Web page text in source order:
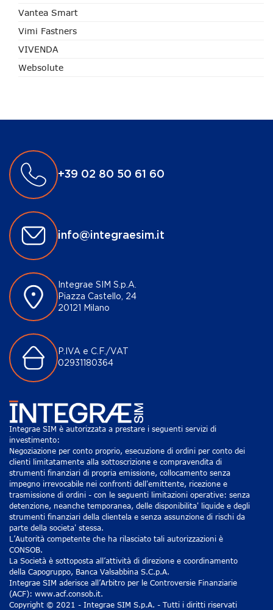
Vantea Smart
Vimi Fastners
VIVENDA
Websolute
+39 02 80 50 61 60
info@integraesim.it
Integrae SIM S.p.A.
Piazza Castello, 24
20121 Milano
P.IVA e C.F./VAT
02931180364
Integrae SIM è autorizzata a prestare i seguenti servizi di
investimento:
Negoziazione per conto proprio, esecuzione di ordini per conto dei
clienti limitatamente alla sottoscrizione e compravendita di
strumenti finanziari di propria emissione, collocamento senza
impegno irrevocabile nei confronti dell'emittente, ricezione e
trasmissione di ordini - con le seguenti limitazioni operative: senza
detenzione, neanche temporanea, delle disponibilita' liquide e degli
strumenti finanziari della clientela e senza assunzione di rischi da
parte della societa' stessa.
L’Autorità competente che ha rilasciato tali autorizzazioni è
CONSOB.
La Società è sottoposta all’attività di direzione e coordinamento
della Capogruppo, Banca Valsabbina S.C.p.A.
Integrae SIM aderisce all’Arbitro per le Controversie Finanziarie
(ACF): www.acf.consob.it.
Copyright © 2021 - Integrae SIM S.p.A. - Tutti i diritti riservati